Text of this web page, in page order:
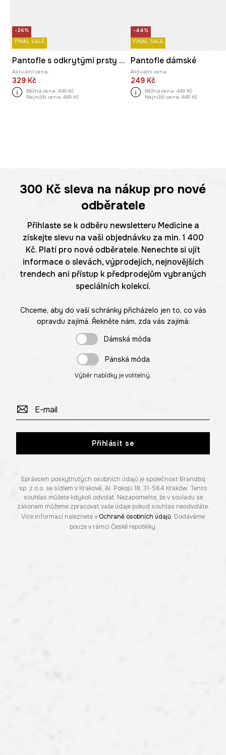
-26%
FINAL SALE
Pantofle s odkrytými prsty dámské
Aktuální cena:
329 Kč
Běžná cena: 449 Kč
Nejnižší cena: 449 Kč
-44%
FINAL SALE
Pantofle dámské
Aktuální cena:
249 Kč
Běžná cena: 449 Kč
Nejnižší cena: 449 Kč
300 Kč sleva na nákup pro nové
odběratele
Přihlaste se k odběru newsletteru Medicine a
získejte slevu na vaši objednávku za min. 1 400
Kč. Platí pro nové odběratele. Nenechte si ujít
informace o slevách, výprodejích, nejnovějších
trendech ani přístup k předprodejům vybraných
speciálních kolekcí.
Chceme, aby do vaší schránky přicházelo jen to, co vás
opravdu zajímá. Řekněte nám, zda vás zajímá:
Dámská móda
Pánská móda
Výběr nabídky je volitelný.
Přihlásit se
Správcem poskytnutých osobních údajů je společnost Brandbq
sp. z o.o. se sídlem v Krakově, Al. Pokoju 18, 31-564 Kraków. Tento
souhlas můžete kdykoli odvolat. Nezapomeňte, že v souladu se
zákonem můžeme zpracovat vaše údaje pokud souhlas neodvoláte.
Více informací naleznete v Ochraně osobních údajů. Dodáváme
pouze v rámci České republiky.